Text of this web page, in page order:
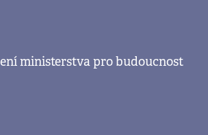
ministerstva pro budoucnost